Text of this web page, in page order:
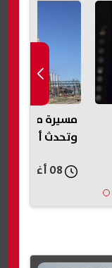
مسيرة مجهولة
وتحدث أضرارًا